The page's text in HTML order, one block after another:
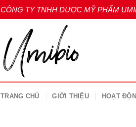
CÔNG TY TNHH DƯỢC MỸ PHẨM
TRANG CHỦ GIỚI THIỆU HOẠT